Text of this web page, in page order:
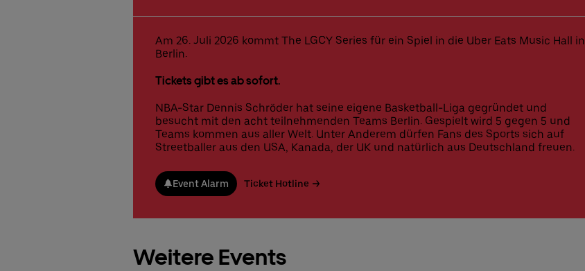
Am 26. Juli 2026 kommt The LGCY Series für ein Spiel in die Uber Eats Music Hall in
Berlin.
Tickets gibt es ab sofort.
NBA-Star Dennis Schröder hat seine eigene Basketball-Liga gegründet und
besucht mit den acht teilnehmenden Teams Berlin. Gespielt wird 5 gegen 5 und
Teams kommen aus aller Welt. Unter Anderem dürfen Fans des Sports sich auf
Streetballer aus den USA, Kanada, der UK und natürlich aus Deutschland freuen.
Event Alarm Ticket Hotline
Weitere Events